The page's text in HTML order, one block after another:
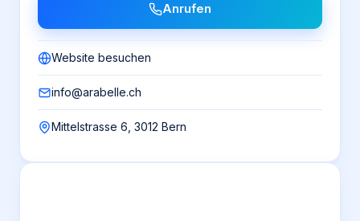
Anrufen
Website besuchen
info@arabelle.ch
Mittelstrasse 6, 3012 Bern